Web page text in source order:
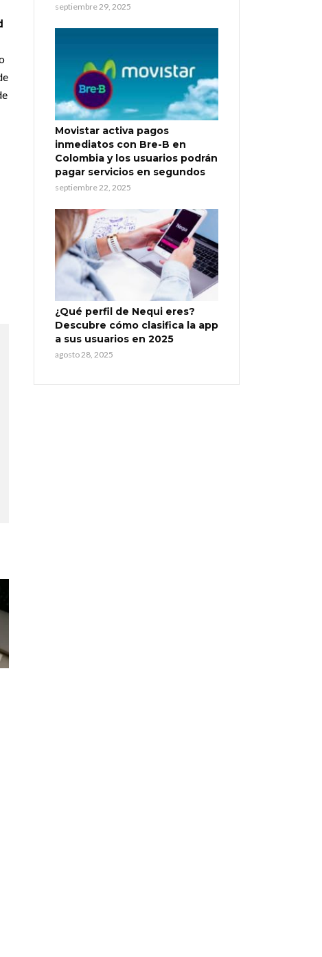
septiembre 29, 2025
Movistar activa pagos
inmediatos con Bre-B en
Colombia y los usuarios podrán
pagar servicios en segundos
septiembre 22, 2025
¿Qué perfil de Nequi eres?
Descubre cómo clasifica la app
a sus usuarios en 2025
agosto 28, 2025